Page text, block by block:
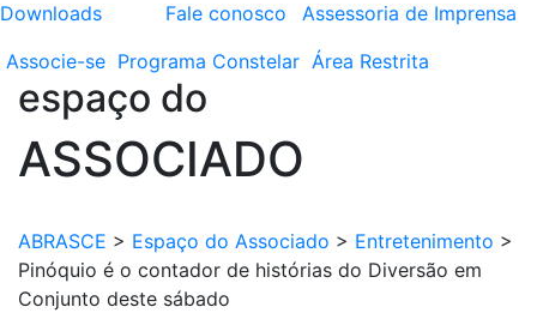
Downloads
Fale conosco
Assessoria de Imprensa
Associe-se Programa Constelar Área Restrita
espaço do
ASSOCIADO
ABRASCE > Espaço do Associado > Entretenimento >
Pinóquio é o contador de histórias do Diversão em
Conjunto deste sábado